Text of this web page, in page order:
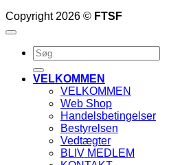
Copyright 2026 © FTSF
Søg
efter:
VELKOMMEN
VELKOMMEN
Web Shop
Handelsbetingelser
Bestyrelsen
Vedtægter
BLIV MEDLEM